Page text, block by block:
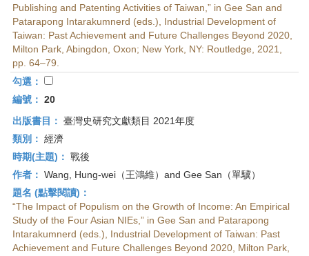
Publishing and Patenting Activities of Taiwan,” in Gee San and
Patarapong Intarakumnerd (eds.), Industrial Development of
Taiwan: Past Achievement and Future Challenges Beyond 2020,
Milton Park, Abingdon, Oxon; New York, NY: Routledge, 2021,
pp. 64–79.
勾選：
編號： 20
出版書目： 臺灣史研究文獻類目 2021年度
類別： 經濟
時期(主題)： 戰後
作者： Wang, Hung-wei（王鴻維）and Gee San（單驥）
題名 (點擊閱讀)：
“The Impact of Populism on the Growth of Income: An Empirical
Study of the Four Asian NIEs,” in Gee San and Patarapong
Intarakumnerd (eds.), Industrial Development of Taiwan: Past
Achievement and Future Challenges Beyond 2020, Milton Park,